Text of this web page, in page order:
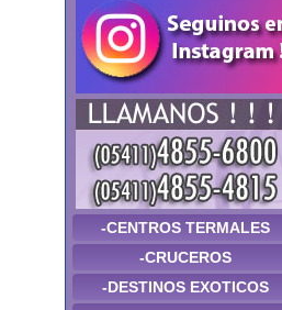
-CENTROS TERMALES
-CRUCEROS
-DESTINOS EXOTICOS